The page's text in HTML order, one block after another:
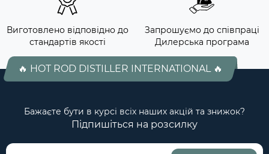
Виготовлено відповідно до
стандартів якості
Запрошуємо до співпраці
Дилерська програма
🔥 HOT ROD DISTILLER INTERNATIONAL 🔥
Бажаєте бути в курсі всіх наших акцій та знижок?
Підпишіться на розсилку